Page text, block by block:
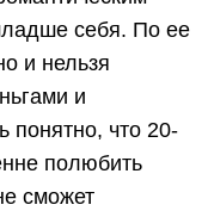
себя. По ее
и нельзя
и
понятно, что 20-
полюбить
сможет